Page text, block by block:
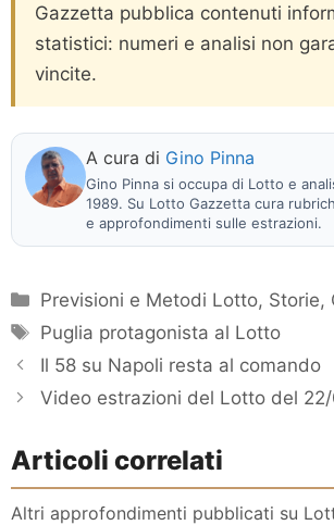
Gazzetta pubblica contenuti
statistici: numeri e analisi non
vincite.
A cura di Gino Pinna
Gino Pinna si occupa di Lotto e
1989. Su Lotto Gazzetta cura
e approfondimenti sulle estrazioni.
Categorie
Previsioni e Metodi Lotto, Storie,
Tag
Puglia protagonista al Lotto
Il 58 su Napoli resta al comando
Video estrazioni del Lotto del
Articoli correlati
Altri approfondimenti pubblicati su